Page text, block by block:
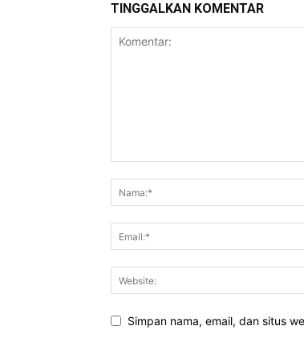
TINGGALKAN KOMENTAR
Simpan nama, email, dan situs